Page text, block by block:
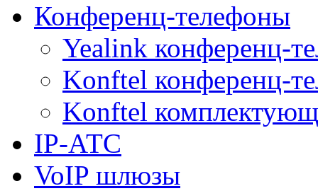
Конференц-телефоны
Yealink конференц-
Konftel конференц-
Konftel
IP-АТС
VoIP шлюзы